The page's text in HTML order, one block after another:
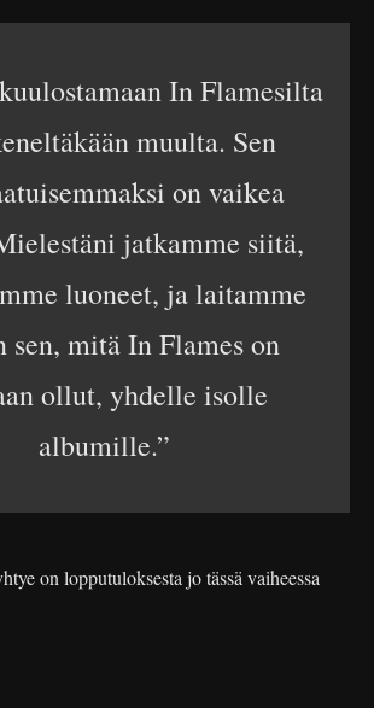
In Flamesilta
muulta. Sen
on vaikea
jatkamme siitä,
luoneet, ja laitamme
sen, mitä In Flames on
ollut, yhdelle isolle
albumille.”
on lopputuloksesta jo tässä vaiheessa